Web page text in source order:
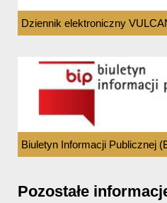
Dziennik elektroniczny
Biuletyn Informacji Publicznej
Pozostałe